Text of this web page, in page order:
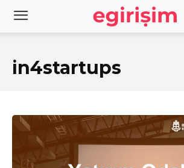
in4startups